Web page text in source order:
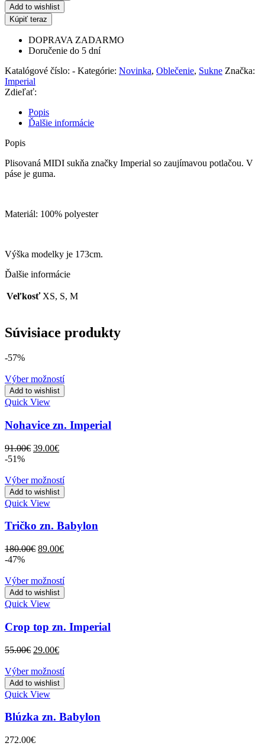
Imperial
Add to wishlist
Kúpiť teraz
DOPRAVA ZADARMO
Doručenie do 5 dní
Katalógové číslo: - Kategórie: Novinka, Oblečenie, Sukne Značka:
Imperial
Zdieľať:
Popis
Ďalšie informácie
Popis
Plisovaná MIDI sukňa značky Imperial so zaujímavou potlačou. V
páse je guma.
Materiál: 100% polyester
Výška modelky je 173cm.
Ďalšie informácie
Veľkosť XS, S, M
Súvisiace produkty
-57%
Výber možností
Add to wishlist
Quick View
Nohavice zn. Imperial
91.00€ Original
91.00€.
39.00€Current
39.00€.
-51%
Výber možností
Add to wishlist
Quick View
Tričko zn. Babylon
180.00€ Original
180.00€.
89.00€Current
89.00€.
-47%
Výber možností
Add to wishlist
Quick View
Crop top zn. Imperial
55.00€ Original
was:
55.00€.
29.00€Current
is:
29.00€.
Výber možností
Add to wishlist
Quick View
Blúzka zn. Babylon
272.00€